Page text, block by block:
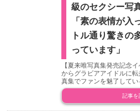
級のセクシー写
「素の表情が入
トル通り驚きの
っています」
【夏来唯写真集発売記念
からグラビアアイドルに
真集でファンを魅了して
記事を